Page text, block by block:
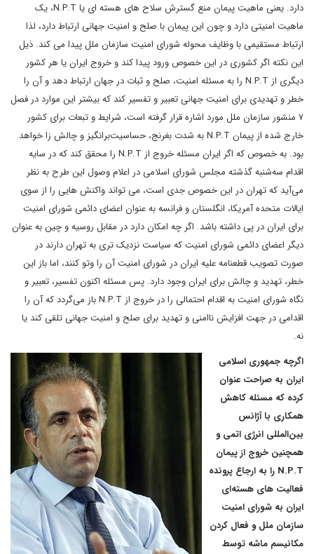
دارد. یعنی ماهیت پیمان منع گسترش سلاح های هسته ای یا N.P.T، یک
ماهیت امنیتی دارد و چون این پیمان با صلح و امنیت جهانی ارتباط دارد، لذا
ارتباط مستقیمی با وظایف محوله شورای امنیت سازمان ملل پیدا می کند. ذیل
این نکته اگر کشوری در این خصوص ورود پیدا کند و خروج ایران یا هر کشور
دیگری از N.P.T را به مسئله امنیت، صلح و ثبات در جهان ارتباط دهد و آن را
خطر و تهدیدی برای امنیت جهانی تعبیر و تفسیر کند که بیشتر این موارد در فصل
۷ منشور سازمان ملل مورد اشاره قرار گرفته است، شرایط و تبعات برای کشور
خارج شده از پیمان N.P.T به شدت بغرنج، حساسیت‌برانگیز و چالش زا خواهد
بود. به خصوص که اگر ایران مسئله خروج از N.P.T را محقق کند که در سایه
اقدام سه‌شنبه گذشته مجلس شورای اسلامی در اعلام وصول این طرح به نظر
می‌آید که تهران در این خصوص جدی است، می تواند واکنش هایی را از سوی
ایالات متحده آمریکا، انگلستان و فرانسه به عنوان اعضای دائمی شورای امنیت
برای ایران در پی داشته باشد. اگر چه امکان دارد در مقابل روسیه و چین به عنوان
دیگر اعضای دائمی شورای امنیت که سیاست نزدیک تری به تهران دارند در
صورت تصویب قطعنامه علیه ایران در شورای امنیت آن را وتو کنند، اما باز این
خطر، تهدید و چالش برای ایران وجود دارد. پس مسئله اکنون تفسیر، تعبیر و
نگاه شورای امنیت به اقدام احتمالی را در خروج از N.P.T باز می‌گردد که آن را
اقدامی در جهت افزایش ناامنی و تهدید برای صلح و امنیت جهانی تلقی کند یا
نه.
اگرچه جمهوری اسلامی
ایران به صراحت عنوان
کرده که مسئله کاهش
همکاری با آژانس
بین‌المللی انرژی اتمی و
همچنین خروج از پیمان
N.P.T را به ارجاع پرونده
فعالیت های هسته‌ای
ایران به شورای امنیت
سازمان ملل و فعال کردن
مکانیسم ماشه توسط